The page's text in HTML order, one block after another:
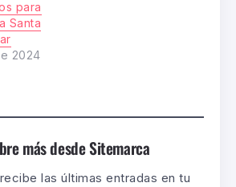
para
Santa
2024
más desde Sitemarca
las últimas entradas en tu